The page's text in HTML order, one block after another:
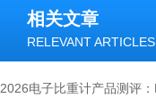
相关文章
RELEVANT ARTICLES